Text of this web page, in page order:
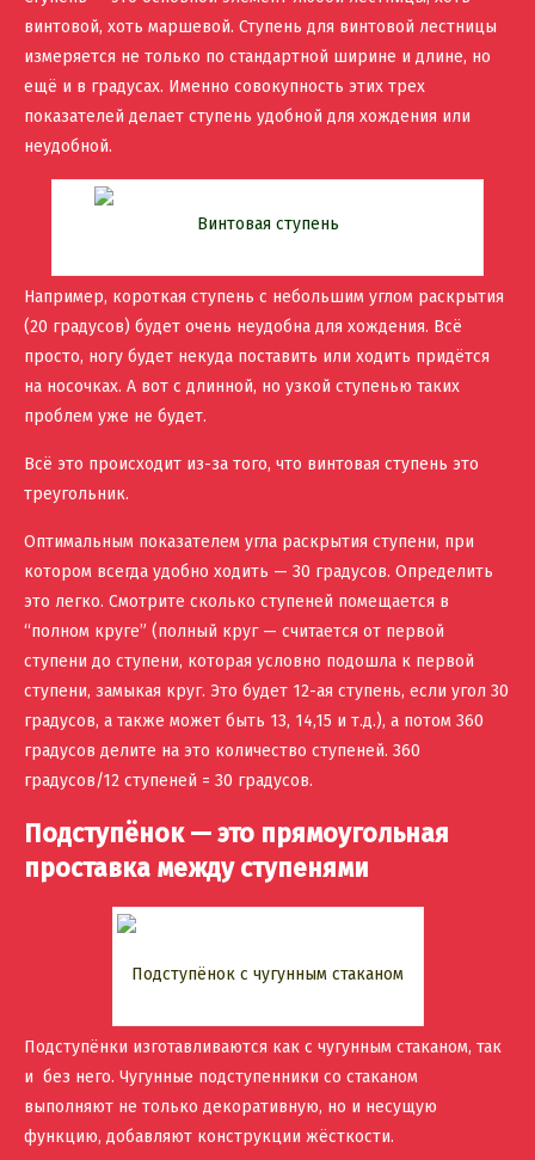
винтовой, хоть маршевой. Ступень для винтовой лестницы
измеряется не только по стандартной ширине и длине, но
ещё и в градусах. Именно совокупность этих трех
показателей делает ступень удобной для хождения или
неудобной.
Винтовая ступень
Например, короткая ступень с небольшим углом раскрытия
(20 градусов) будет очень неудобна для хождения. Всё
просто, ногу будет некуда поставить или ходить придётся
на носочках. А вот с длинной, но узкой ступенью таких
проблем уже не будет.
Всё это происходит из-за того, что винтовая ступень это
треугольник.
Оптимальным показателем угла раскрытия ступени, при
котором всегда удобно ходить — 30 градусов. Определить
это легко. Смотрите сколько ступеней помещается в
“полном круге” (полный круг — считается от первой
ступени до ступени, которая условно подошла к первой
ступени, замыкая круг. Это будет 12-ая ступень, если угол 30
градусов, а также может быть 13, 14,15 и т.д.), а потом 360
градусов делите на это количество ступеней. 360
градусов/12 ступеней = 30 градусов.
Подступёнок — это прямоугольная
проставка между ступенями
Подступёнок с чугунным стаканом
Подступёнки изготавливаются как с чугунным стаканом, так
и без него. Чугунные подступенники со стаканом
выполняют не только декоративную, но и несущую
функцию, добавляют конструкции жёсткости.